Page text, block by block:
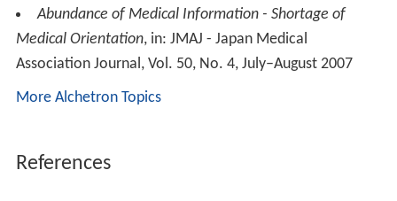
Abundance of Medical Information - Shortage of
Medical Orientation, in: JMAJ - Japan Medical
Association Journal, Vol. 50, No. 4, July–August 2007
More Alchetron Topics
References